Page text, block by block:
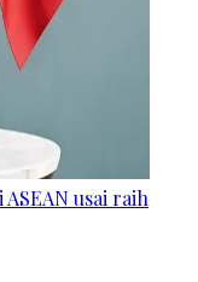
usai raih